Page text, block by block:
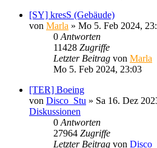
[SY] kresS (Gebäude)
von Marla » Mo 5. Feb 2024,
0 Antworten
11428 Zugriffe
Letzter Beitrag von Marla
Mo 5. Feb 2024, 23:03
[TER] Boeing
von Disco_Stu » Sa 16. Dez
Diskussionen
0 Antworten
27964 Zugriffe
Letzter Beitrag von